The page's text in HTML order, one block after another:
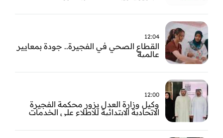
12:04
القطاع الصحي في الفجيرة.. جودة بمعايير
عالمية
12:00
وكيل وزارة العدل يزور محكمة الفجيرة
الاتحادية الابتدائية للاطلاع على الخدمات